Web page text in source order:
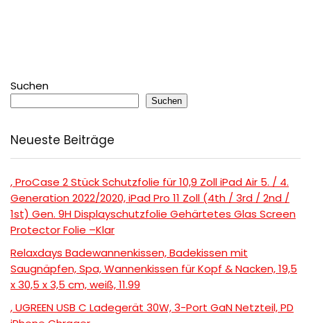
Suchen
Suchen
Neueste Beiträge
, ProCase 2 Stück Schutzfolie für 10,9 Zoll iPad Air 5. / 4.
Generation 2022/2020, iPad Pro 11 Zoll (4th / 3rd / 2nd /
1st) Gen. 9H Displayschutzfolie Gehärtetes Glas Screen
Protector Folie –Klar
Relaxdays Badewannenkissen, Badekissen mit
Saugnäpfen, Spa, Wannenkissen für Kopf & Nacken, 19,5
x 30,5 x 3,5 cm, weiß, 11.99
, UGREEN USB C Ladegerät 30W, 3-Port GaN Netzteil, PD